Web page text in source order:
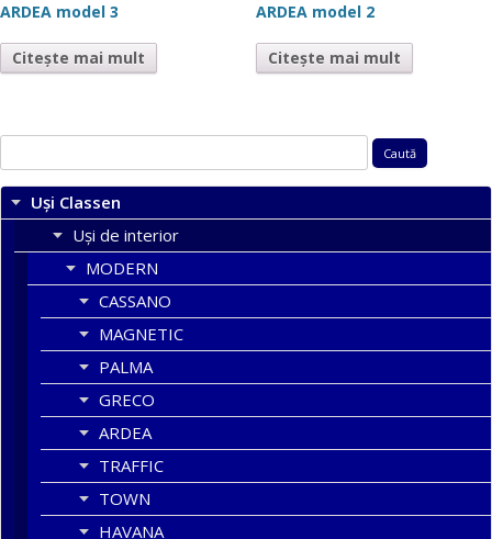
ARDEA model 3
Citește mai mult
ARDEA model 2
Citește mai mult
după:
Uși Classen
Uși de interior
MODERN
CASSANO
MAGNETIC
PALMA
GRECO
ARDEA
TRAFFIC
TOWN
HAVANA